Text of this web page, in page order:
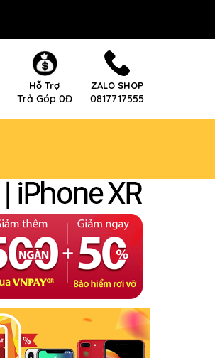
Hỗ Trợ
Trả Góp 0Đ
ZALO SHOP
0817717555